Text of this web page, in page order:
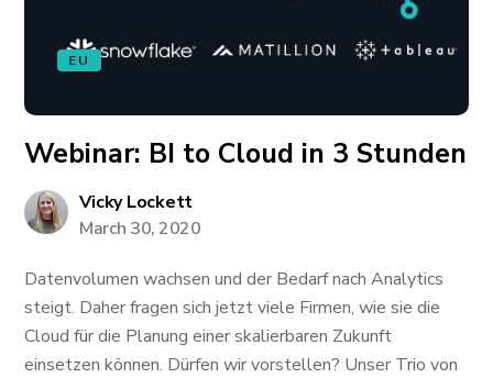
EU
Webinar: BI to Cloud in 3 Stunden
Vicky Lockett
March 30, 2020
Datenvolumen wachsen und der Bedarf nach Analytics
steigt. Daher fragen sich jetzt viele Firmen, wie sie die
Cloud für die Planung einer skalierbaren Zukunft
einsetzen können. Dürfen wir vorstellen? Unser Trio von